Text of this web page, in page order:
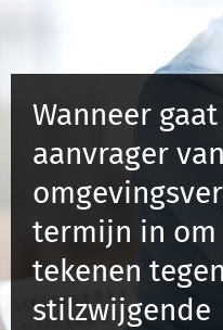
Opleidingen
Juridisch Advies
Schulinck Omgevingsrecht
Wanneer
aanvrager
termijn in om
tekenen
stilzwijgende